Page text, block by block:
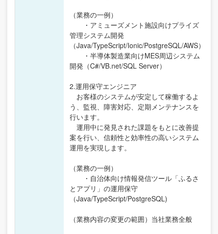
（業務の一例）
・アミューズメント施設向けプライズ
管理システム開発
（Java/TypeScript/Ionic/PostgreSQL/AWS）
・半導体製造業向けMES周辺システム
開発（C#/VB.net/SQL Server）
2.運用保守エンジニア
お客様のシステムが安定して稼働するよ
う、監視、障害対応、定期メンテナンスを
行います。
運用中に発見された課題をもとに改善提
案を行い、信頼性と効率性の高いシステム
運用を実現します。
（業務の一例）
・自治体向け情報発信ツール「ふるさ
とアプリ」の運用保守
（Java/TypeScript/PostgreSQL)
（業務内容の変更の範囲）当社業務全般